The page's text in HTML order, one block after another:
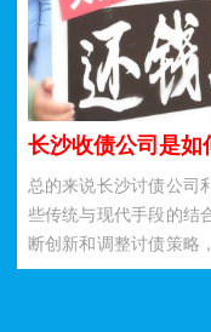
总的来说长沙讨债公司
些传统与现代手段的结
断创新和调整讨债策略
应经济和社会环境的变